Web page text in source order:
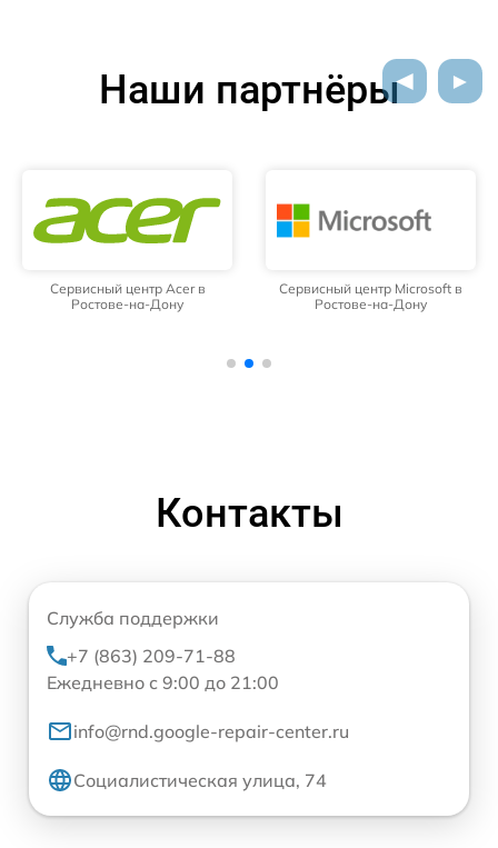
Наши партнёры
Сервисный центр Acer в
Ростове-на-Дону
Сервисный центр Microsoft в
Ростове-на-Дону
Контакты
Служба поддержки
+7 (863) 209-71-88
Ежедневно с 9:00 до 21:00
info@rnd.google-repair-center.ru
Социалистическая улица, 74